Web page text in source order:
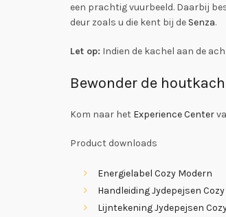
een prachtig vuurbeeld. Daarbij
deur zoals u die kent bij de Senza.
Let op: Indien de kachel aan de
Bewonder de
Kom naar het Experience Center
Product downloads
Energielabel Cozy Modern
Handleiding Jydepejsen
Lijntekening Jydepejsen